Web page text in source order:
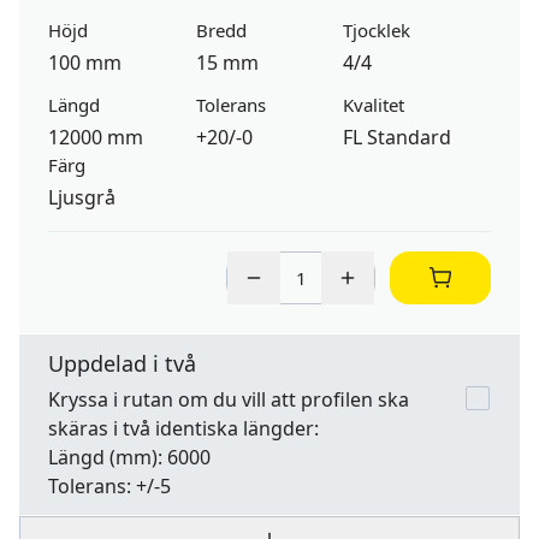
Höjd
100 mm
Bredd
15 mm
Tjocklek
4/4
Längd
12000 mm
Tolerans
+20/-0
Kvalitet
FL Standard
Färg
Ljusgrå
Uppdelad i två
Kryssa i rutan om du vill att profilen ska
skäras i två identiska längder:
Längd (mm): 6000
Tolerans: +/-5